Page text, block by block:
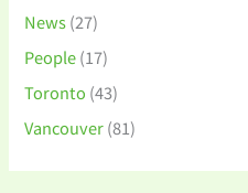
News(27)
People(17)
Toronto (43)
Vancouver(81)